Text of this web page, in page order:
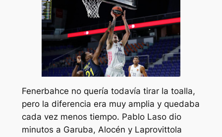
Fenerbahce no quería todavía tirar la toalla,
pero la diferencia era muy amplia y quedaba
cada vez menos tiempo. Pablo Laso dio
minutos a Garuba, Alocén y Laprovittola